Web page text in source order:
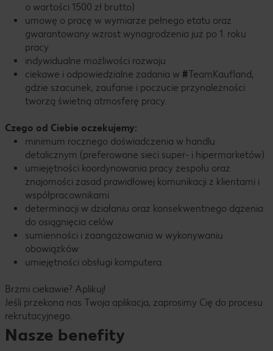
o wartości 1500 zł brutto)
umowę o pracę w wymiarze pełnego etatu oraz
gwarantowany wzrost wynagrodzenia już po 1. roku
pracy
indywidualne możliwości rozwoju
ciekawe i odpowiedzialne zadania w #TeamKaufland,
gdzie szacunek, zaufanie i poczucie przynależności
tworzą świetną atmosferę pracy.
Czego od Ciebie oczekujemy:
minimum rocznego doświadczenia w handlu
detalicznym (preferowane sieci super- i hipermarketów)
umiejętności koordynowania pracy zespołu oraz
znajomości zasad prawidłowej komunikacji z klientami i
współpracownikami
determinacji w działaniu oraz konsekwentnego dążenia
do osiągnięcia celów
sumienności i zaangażowania w wykonywaniu
obowiązków
umiejętności obsługi komputera.
Brzmi ciekawie? Aplikuj!
Jeśli przekona nas Twoja aplikacja, zaprosimy Cię do procesu
rekrutacyjnego.
Nasze benefity